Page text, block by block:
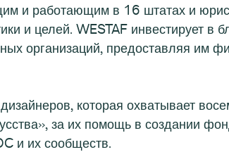
и работающим в 16 штатах и
и целей. WESTAF инвестирует в
организаций, предоставляя им
которая охватывает
за их помощь в создании
и их сообществ.